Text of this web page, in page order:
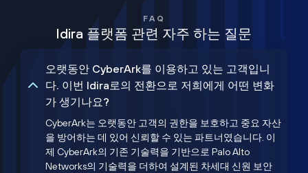
FAQ
Idira 플랫폼 관련 자주 하는 질문
오랫동안 CyberArk를 이용하고 있는 고객입니
다. 이번 Idira로의 전환으로 저희에게 어떤 변화
가 생기나요?
CyberArk는 오랫동안 고객의 권한을 보호하고 중요 자산
을 방어하는 데 있어 신뢰할 수 있는 파트너였습니다. 이
제 CyberArk의 기존 기술력을 기반으로 Palo Alto
Networks의 기술력을 더하여 설계된 차세대 신원 보안